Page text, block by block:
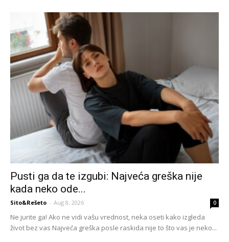
Pusti ga da te izgubi: Najveća greška nije
kada neko ode...
Sito&Rešeto - Aug 8, 2026 0
Ne jurite ga! Ako ne vidi vašu vrednost, neka oseti kako izgleda
život bez vas Najveća greška posle raskida nije to što vas je neko...